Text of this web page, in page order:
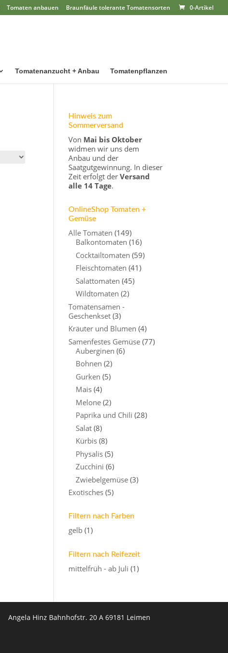
Tomaten anbauen Braunfäule tolerante Tomatensorten 0-Artikel
Tomatenanzucht + Anbau Tomatenpflanzen
Hinweis zum
Sommerversand
Von Mai bis Oktober
widmen wir uns dem
Anbau und der
Saatgutgewinnung. In dieser
Zeit erfolgt derVersand
alle 14 Tage.
OnlineShop Tomaten +
Gemüse
Alle Tomaten (149)
Balkontomaten (16)
Cocktailtomaten (59)
Fleischtomaten (41)
Salattomaten (45)
Wildtomaten (2)
Tomatensamen -
Geschenkset (3)
Kräuter und Blumen (4)
Samenfestes Gemüse (77)
Auberginen (6)
Bohnen (2)
Gurken (5)
Mais (4)
Melone (2)
Paprika und Chili (28)
Salat (8)
Kürbis (8)
Physalis (5)
Zucchini (6)
Zwiebelgemüse (3)
Exotisches (5)
Filtern nach Farben
gelb (1)
Filtern nach Reifezeit
mittelfrüh - ab Juli (1)
Angela Hinz Bahnhofstr. 20 A 69181 Leimen